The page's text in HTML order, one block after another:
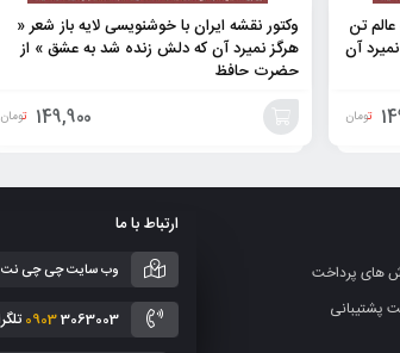
تن
آن
تومان
وکتور نقشه ایران با خوشنویسی لایه باز شعر «
هرگز نمیرد آن که دلش زنده شد به عشق » از
حضرت حافظ
149,900 تومان
های پرداخت
پشتیبانی
ارتباط با ما
وب سایت چی چی نت
09033063003 تلگرام و تماس در صورت لزوم